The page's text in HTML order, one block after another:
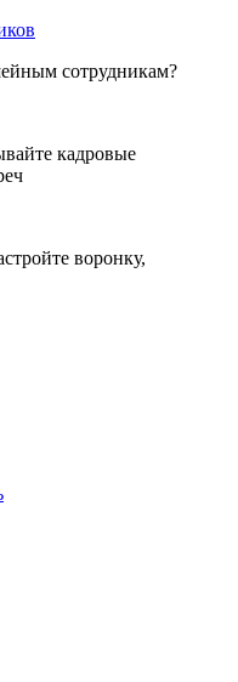
сотрудникам?
кадровые
воронку,